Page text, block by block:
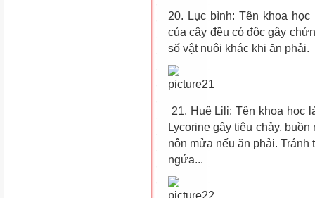
20. Lục bình: Tên khoa
của cây đều có độc gây
số vật nuôi khác khi ăn phải.
21. Huệ Lili: Tên khoa học
Lycorine gây tiêu chảy,
nôn mửa nếu ăn phải. Tránh
ngứa...